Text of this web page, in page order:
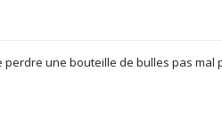
perdre une bouteille de bulles pas